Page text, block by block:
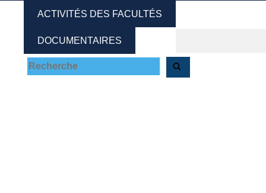
ACTIVITÉS DES FACULTÉS
DOCUMENTAIRES